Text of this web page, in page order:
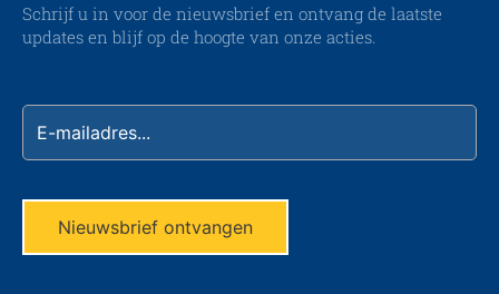
Schrijf u in voor de nieuwsbrief en ontvang de laatste
updates en blijf op de hoogte van onze acties.